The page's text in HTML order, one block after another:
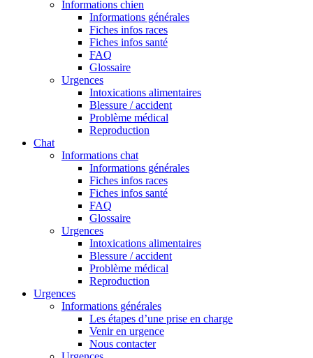
Informations chien
Informations générales
Fiches infos races
Fiches infos santé
FAQ
Glossaire
Urgences
Intoxications alimentaires
Blessure / accident
Problème médical
Reproduction
Chat
Informations chat
Informations générales
Fiches infos races
Fiches infos santé
FAQ
Glossaire
Urgences
Intoxications alimentaires
Blessure / accident
Problème médical
Reproduction
Urgences
Informations générales
Les étapes d’une prise en charge
Venir en urgence
Nous contacter